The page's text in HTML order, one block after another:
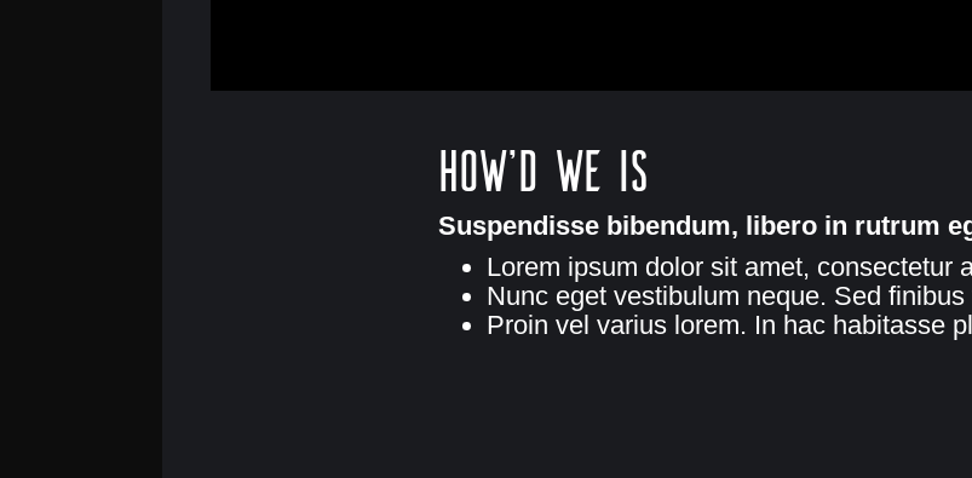
how'd we is
Suspendisse bibendum, libero in rutrum
Lorem ipsum dolor sit amet, consectetur
Nunc eget vestibulum neque. Sed
Proin vel varius lorem. In hac habitasse